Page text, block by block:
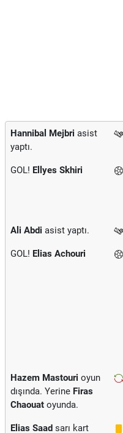
Hannibal Mejbri asist
yaptı.
GOL! Ellyes Skhiri
Ali Abdi asist yaptı.
GOL! Elias Achouri
Hazem Mastouri oyun
dışında. Yerine Firas
Chaouat oyunda.
Elias Saad sarı kart